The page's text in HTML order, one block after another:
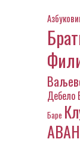
Дебело
Баре